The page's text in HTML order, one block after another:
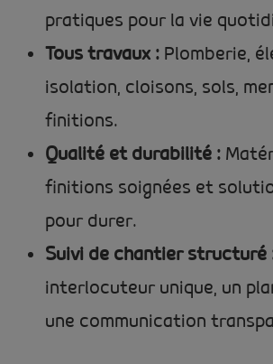
pratiques pour la vie
Tous travaux : Plomberie,
isolation, cloisons, sols,
finitions.
Qualité et durabilité :
finitions soignées et
pour durer.
Suivi de chantier structuré
interlocuteur unique, un
une communication